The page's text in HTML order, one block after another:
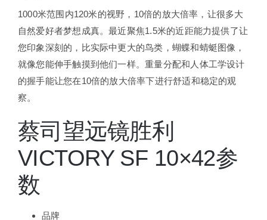
1000米范围内120米的视野，10倍的放大倍率，让很多大
自然爱好者梦想成真。最近聚焦1.5米的近距能力提供了让
您印象深刻的，比实际中更大的鸟类，蝴蝶和蜻蜓图像，
就像您能伸手触摸到他们一样。重量分配和人体工学设计
的握手能让您在10倍的放大倍率下进行舒适和稳定的观
察。
蔡司望远镜胜利
VICTORY SF 10×42参
数
品牌